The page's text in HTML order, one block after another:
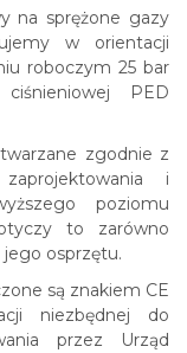
na sprężone gazy
w orientacji
roboczym 25 bar
PED
zgodnie z
i
poziomu
to zarówno
osprzętu.
są znakiem CE
niezbędnej do
przez Urząd